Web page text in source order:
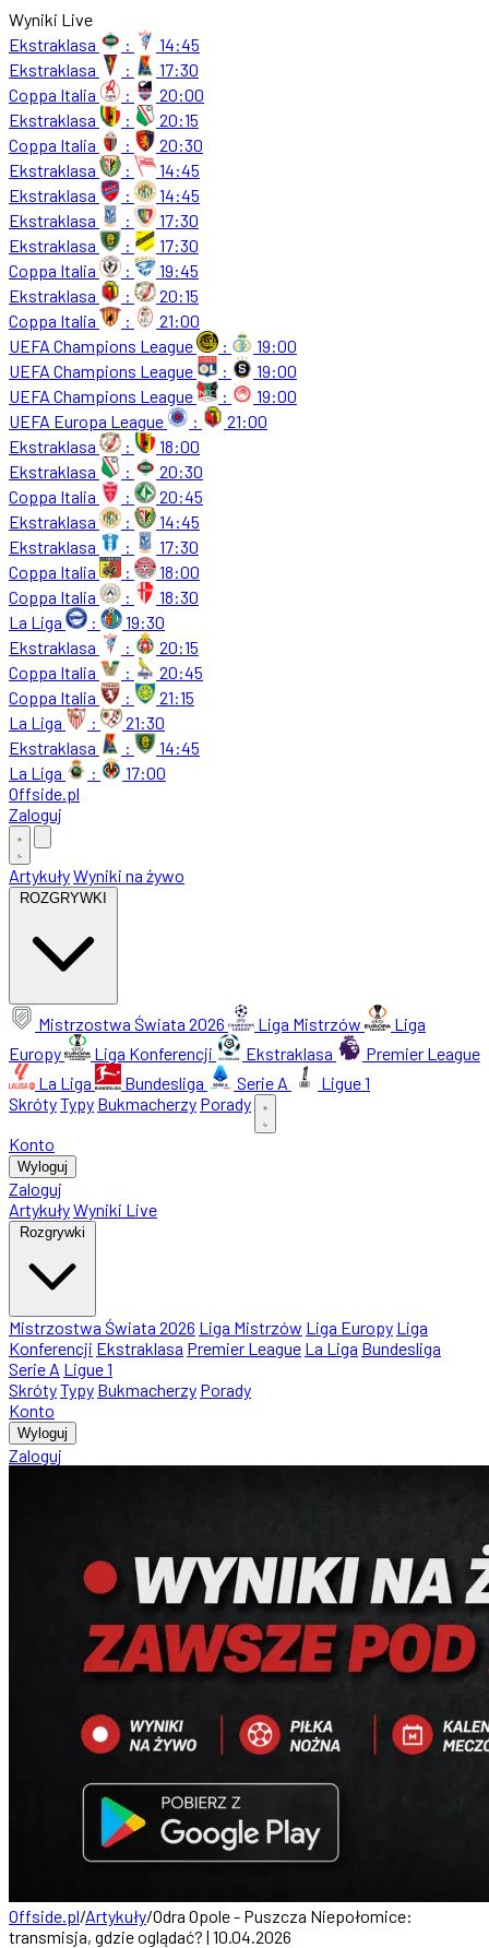
Wyniki Live
Ekstraklasa
:
14:45
Ekstraklasa
:
17:30
Coppa Italia
:
20:00
Ekstraklasa
:
20:15
Coppa Italia
:
20:30
Ekstraklasa
:
14:45
Ekstraklasa
:
14:45
Ekstraklasa
:
17:30
Ekstraklasa
:
17:30
Coppa Italia
:
19:45
Ekstraklasa
:
20:15
Coppa Italia
:
21:00
UEFA Champions League
:
19:00
UEFA Champions League
:
19:00
UEFA Champions League
:
19:00
UEFA Europa League
:
21:00
Ekstraklasa
:
18:00
Ekstraklasa
:
20:30
Coppa Italia
:
20:45
Ekstraklasa
:
14:45
Ekstraklasa
:
17:30
Coppa Italia
:
18:00
Coppa Italia
:
18:30
La Liga
:
19:30
Ekstraklasa
:
20:15
Coppa Italia
:
20:45
Coppa Italia
:
21:15
La Liga
:
21:30
Ekstraklasa
:
14:45
La Liga
:
17:00
Offside.pl
Zaloguj
ArtykułyWyniki na żywo
ROZGRYWKI
Mistrzostwa Świata 2026 Liga Mistrzów
Liga
Europy
Liga Konferencji Ekstraklasa
Premier League
La Liga
Bundesliga Serie A
Ligue 1
SkrótyTypy Bukmacherzy Porady
Konto
Wyloguj
Zaloguj
ArtykułyWyniki Live
Rozgrywki
Mistrzostwa Świata 2026 Liga Mistrzów Liga Europy Liga
Konferencji Ekstraklasa Premier League La Liga Bundesliga
Serie A Ligue 1
SkrótyTypy Bukmacherzy Porady
Konto
Wyloguj
Zaloguj
Offside.pl/Artykuły/Odra Opole - Puszcza Niepołomice:
transmisja, gdzie oglądać? | 10.04.2026